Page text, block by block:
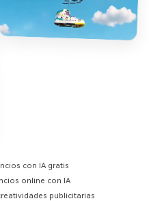
con IA gratis
online con IA
publicitarias